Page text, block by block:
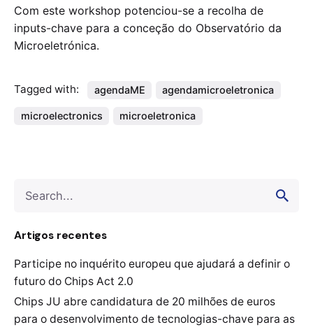
for
Artigos recentes
Participe no inquérito europeu que ajudará a definir o
futuro do Chips Act 2.0
Chips JU abre candidatura de 20 milhões de euros
para o desenvolvimento de tecnologias-chave para as
Com este workshop potenciou-se a recolha de
inputs-chave para a conceção do Observatório da
Microeletrónica.
Tagged with: agendaME agendamicroeletronica
microelectronics microeletronica